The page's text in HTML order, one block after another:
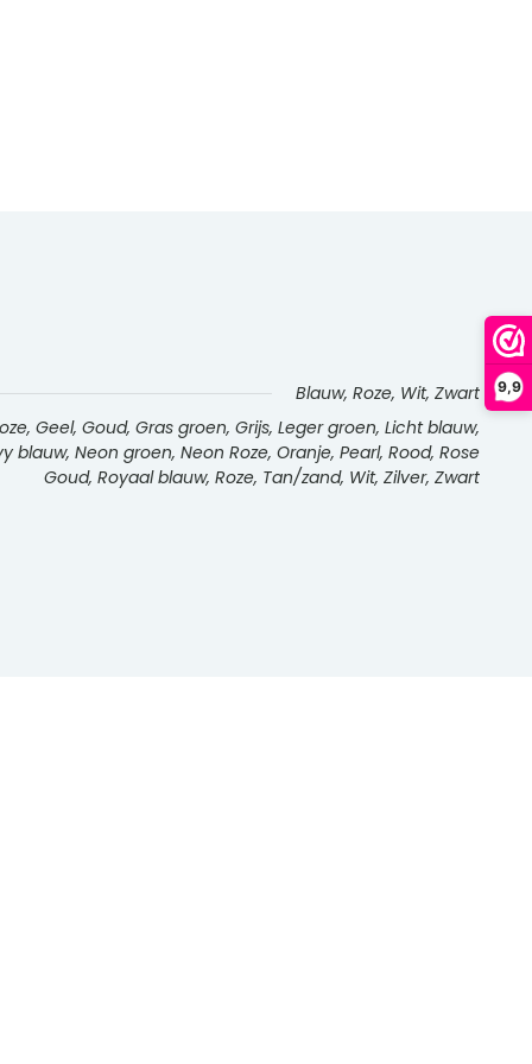
9,9
Blauw, Roze, Wit, Zwart
Geel, Goud, Gras groen, Grijs, Leger groen, Licht blauw,
blauw, Neon groen, Neon Roze, Oranje, Pearl, Rood, Rose
Goud, Royaal blauw, Roze, Tan/zand, Wit, Zilver, Zwart